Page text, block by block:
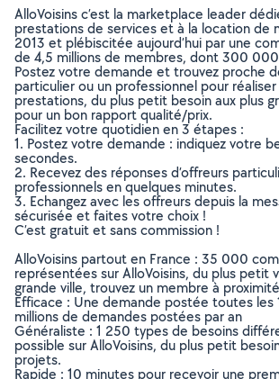
AlloVoisins c’est la marketplace leader
prestations de services et à la location de
2013 et plébiscitée aujourd’hui par une
de 4,5 millions de membres, dont 300
Postez votre demande et trouvez proche
particulier ou un professionnel pour
prestations, du plus petit besoin aux plus
pour un bon rapport qualité/prix.
Facilitez votre quotidien en 3 étapes :
1. Postez votre demande : indiquez votre
secondes.
2. Recevez des réponses d’offreurs
professionnels en quelques minutes.
3. Echangez avec les offreurs depuis la
sécurisée et faites votre choix !
C’est gratuit et sans commission !
AlloVoisins partout en France : 35 000
représentées sur AlloVoisins, du plus petit
grande ville, trouvez un membre à
Efficace : Une demande postée toutes les
millions de demandes postées par an
Généraliste : 1 250 types de besoins
possible sur AlloVoisins, du plus petit
projets.
Rapide : 10 minutes pour recevoir une